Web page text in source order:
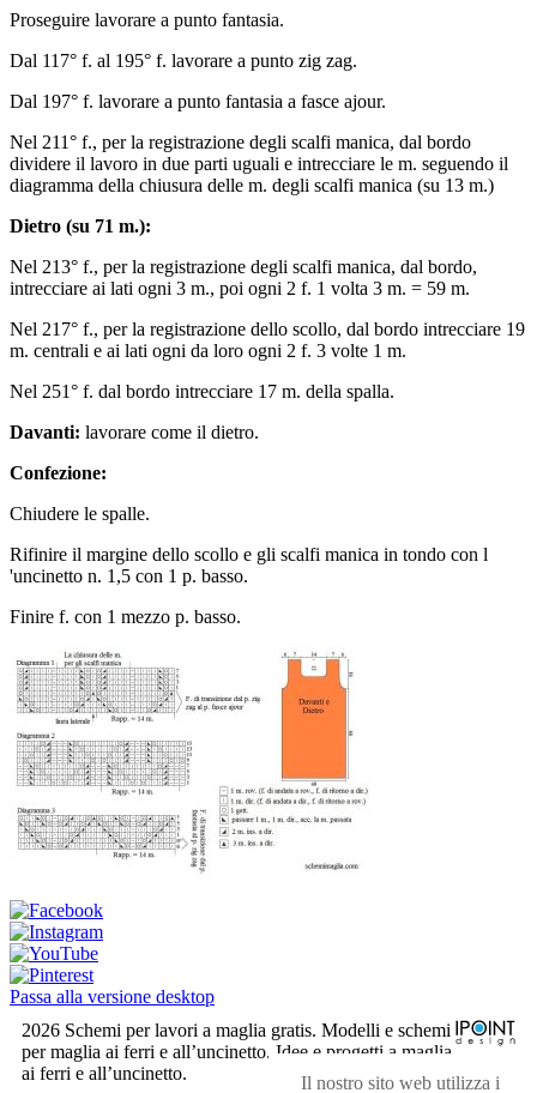
Proseguire lavorare a punto fantasia.
Dal 117° f. al 195° f. lavorare a punto zig zag.
Dal 197° f. lavorare a punto fantasia a fasce ajour.
Nel 211° f., per la registrazione degli scalfi manica, dal bordo
dividere il lavoro in due parti uguali e intrecciare le m. seguendo il
diagramma della chiusura delle m. degli scalfi manica (su 13 m.)
Dietro (su 71 m.):
Nel 213° f., per la registrazione degli scalfi manica, dal bordo,
intrecciare ai lati ogni 3 m., poi ogni 2 f. 1 volta 3 m. = 59 m.
Nel 217° f., per la registrazione dello scollo, dal bordo intrecciare 19
m. centrali e ai lati ogni da loro ogni 2 f. 3 volte 1 m.
Nel 251° f. dal bordo intrecciare 17 m. della spalla.
Davanti: lavorare come il dietro.
Confezione:
Chiudere le spalle.
Rifinire il margine dello scollo e gli scalfi manica in tondo con l
'uncinetto n. 1,5 con 1 p. basso.
Finire f. con 1 mezzo p. basso.
Passa alla versione desktop
2026 Schemi per lavori a maglia gratis. Modelli e schemi
per maglia ai ferri e all’uncinetto. Idee e progetti a maglia
ai ferri e all’uncinetto.
Il nostro sito web utilizza i